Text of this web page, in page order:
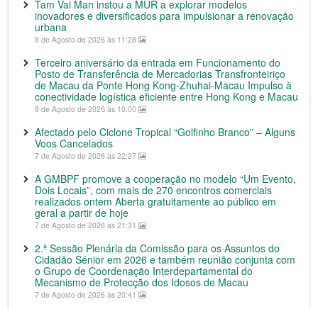
Tam Vai Man instou a MUR a explorar modelos
inovadores e diversificados para impulsionar a renovação
urbana
8 de Agosto de 2026 às 11:28
Terceiro aniversário da entrada em Funcionamento do
Posto de Transferência de Mercadorias Transfronteiriço
de Macau da Ponte Hong Kong-Zhuhai-Macau Impulso à
conectividade logística eficiente entre Hong Kong e Macau
8 de Agosto de 2026 às 10:00
Afectado pelo Ciclone Tropical “Golfinho Branco” – Alguns
Voos Cancelados
7 de Agosto de 2026 às 22:27
A GMBPF promove a cooperação no modelo “Um Evento,
Dois Locais”, com mais de 270 encontros comerciais
realizados ontem Aberta gratuitamente ao público em
geral a partir de hoje
7 de Agosto de 2026 às 21:31
2.ª Sessão Plenária da Comissão para os Assuntos do
Cidadão Sénior em 2026 e também reunião conjunta com
o Grupo de Coordenação Interdepartamental do
Mecanismo de Protecção dos Idosos de Macau
7 de Agosto de 2026 às 20:41